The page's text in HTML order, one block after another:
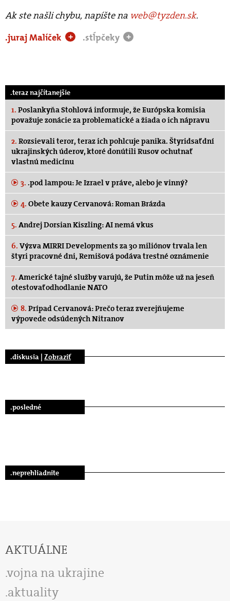
Ak ste našli chybu, napíšte na web@tyzden.sk.
.juraj Malíček
+ .stĺpčeky +
.teraz najčítanejšie
1. Poslankyňa Stohlová informuje, že Európska komisia
považuje zonácie za problematické a žiada o ich nápravu
2. Rozsievali teror, teraz ich pohlcuje panika. Štyridsať dní
ukrajinských úderov, ktoré donútili Rusov ochutnať
vlastnú medicínu
3. .pod lampou: Je Izrael v práve, alebo je vinný?
4. Obete kauzy Cervanová: Roman Brázda
5. Andrej Dorsian Kiszling: AI nemá vkus
6. Výzva MIRRI Developments za 30 miliónov trvala len
štyri pracovné dni, Remišová podáva trestné oznámenie
7. Americké tajné služby varujú, že Putin môže už na jeseň
otestovať odhodlanie NATO
8. Prípad Cervanová: Prečo teraz zverejňujeme
výpovede odsúdených Nitranov
.diskusia | Zobraziť
.posledné
.neprehliadnite
AKTUÁLNE
vojna na ukrajine
aktuality